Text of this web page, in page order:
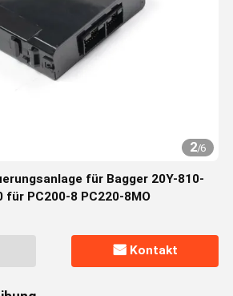
2/6
für Bagger 20Y-810-
für PC200-8 PC220-8MO
Kontakt